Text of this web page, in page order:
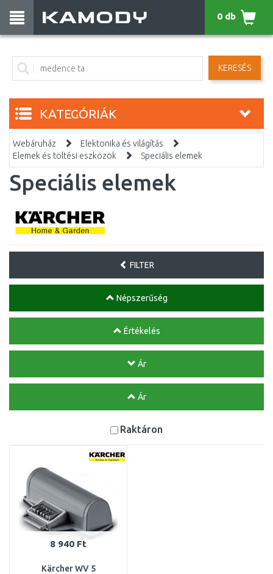
KERESÉS
0 db
KATEGÓRIÁK
Webáruház
Elektonika és világítás
Elemek és töltési eszközök
Speciális elemek
Speciális elemek
FILTER
Népszerűség
Értékelés
Ár
Ár
Raktáron
8 940 Ft
Kärcher WV 5